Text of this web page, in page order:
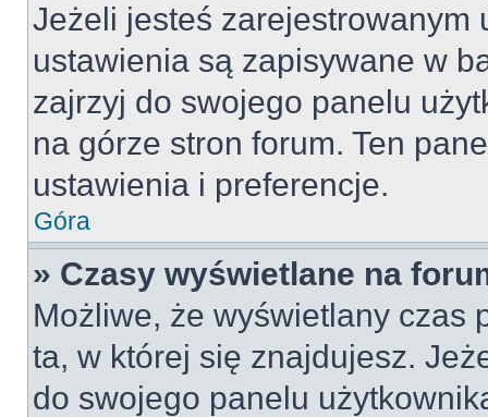
Jeżeli jesteś zarejestrowanym
ustawienia są zapisywane w
zajrzyj do swojego panelu
na górze stron forum. Ten
ustawienia i preferencje.
Góra
» Czasy wyświetlane na
Możliwe, że wyświetlany czas
ta, w której się znajdujesz.
do swojego panelu